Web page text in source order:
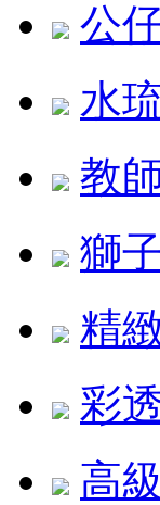
公
水
教
獅
精
彩
高